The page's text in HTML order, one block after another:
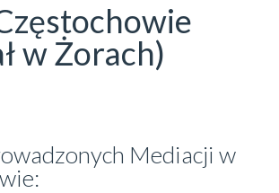
w Żorach)
Mediacji w